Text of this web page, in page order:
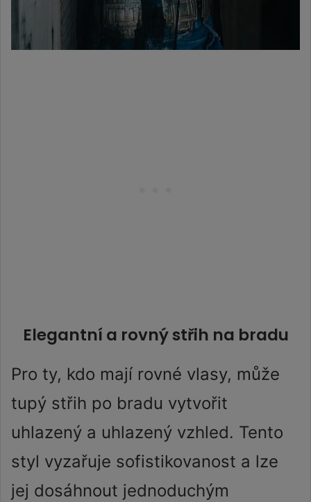
Elegantní a rovný střih na bradu
Pro ty, kdo mají rovné vlasy, může
tupý střih po bradu vytvořit
uhlazený a uhlazený vzhled. Tento
styl vyzařuje sofistikovanost a lze
jej dosáhnout jednoduchým